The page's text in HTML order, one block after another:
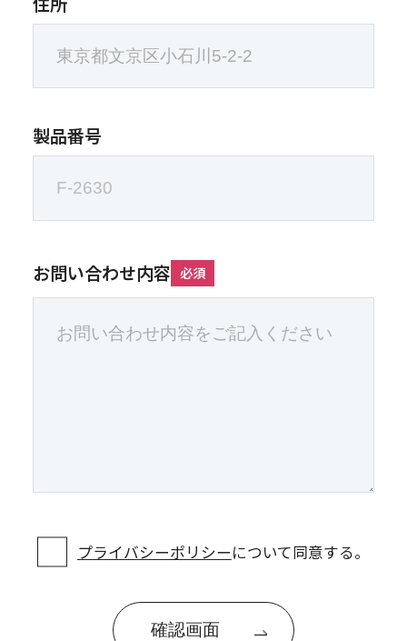
製品番号
お問い合わせ内容 必須
プライバシーポリシーについて同意する。